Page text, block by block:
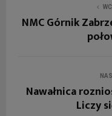
NMC Górnik
Nawałnica
Liczy